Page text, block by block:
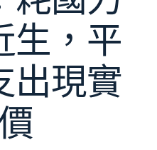
生，平
出現實